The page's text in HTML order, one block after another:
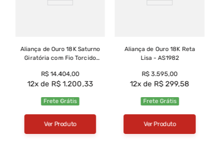
Aliança de Ouro 18K Saturno
Giratória com Fio Torcido
AS2005
R$ 14.404,00
12 R$ 1.200,33
Frete Grátis
Ver Produto
Aliança de Ouro 18K Reta
Lisa - AS1982
R$ 3.595,00
12 R$ 299,58
Frete Grátis
Ver Produto